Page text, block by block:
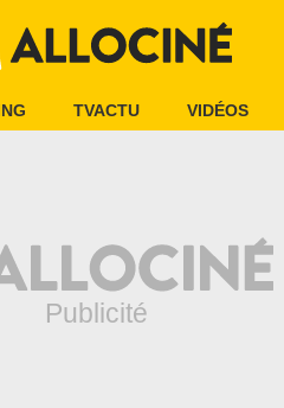
TVACTU VIDÉOS